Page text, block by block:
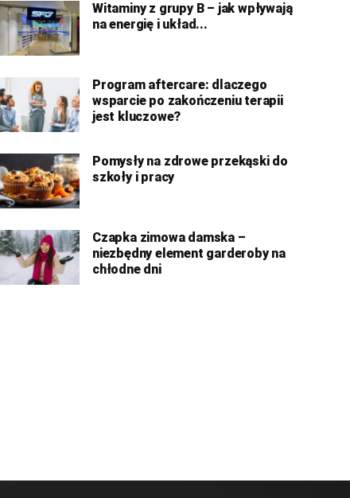
Witaminy z grupy B – jak wpływają
na energię i układ...
Program aftercare: dlaczego
wsparcie po zakończeniu terapii
jest kluczowe?
Pomysły na zdrowe przekąski do
szkoły i pracy
Czapka zimowa damska –
niezbędny element garderoby na
chłodne dni